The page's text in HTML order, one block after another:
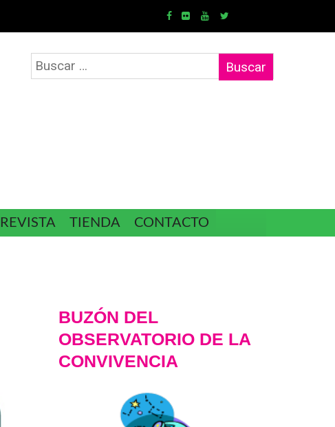
REVISTA TIENDA CONTACTO
BUZÓN DEL
OBSERVATORIO DE LA
CONVIVENCIA